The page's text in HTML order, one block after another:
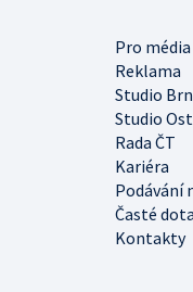
Pro média
Reklama
Studio
Studio
Rada ČT
Kariéra
Podávání
Časté
Kontakty